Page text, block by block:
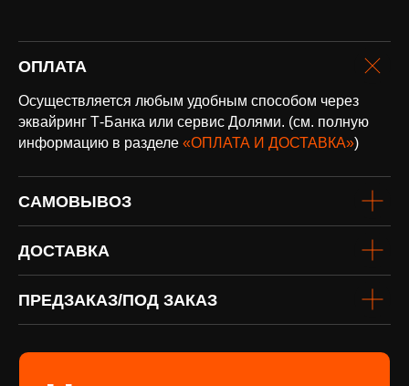
ОПЛАТА
Осуществляется любым удобным способом через
эквайринг Т-Банка или сервис Долями. (см. полную
информацию в разделе «ОПЛАТА И ДОСТАВКА»)
САМОВЫВОЗ
ДОСТАВКА
ПРЕДЗАКАЗ/ПОД ЗАКАЗ
винил
Под заказ
Если вы не нашли интересующую
оплата и
доставка
Подробнее
Доставка по всей России и странам
СНГ